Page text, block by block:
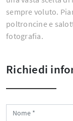
sempre voluto.
poltroncine e
fotografia.
Richiedi